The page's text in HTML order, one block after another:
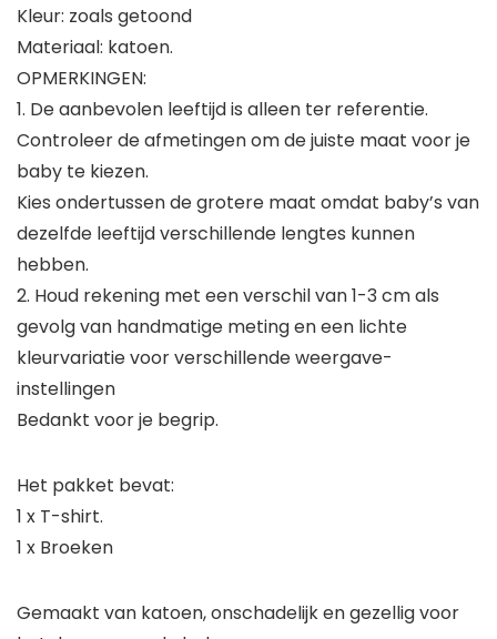
Kleur: zoals getoond
Materiaal: katoen.
OPMERKINGEN:
1. De aanbevolen leeftijd is alleen ter referentie.
Controleer de afmetingen om de juiste maat voor je
baby te kiezen.
Kies ondertussen de grotere maat omdat baby’s van
dezelfde leeftijd verschillende lengtes kunnen
hebben.
2. Houd rekening met een verschil van 1-3 cm als
gevolg van handmatige meting en een lichte
kleurvariatie voor verschillende weergave-
instellingen
Bedankt voor je begrip.
Het pakket bevat:
1 x T-shirt.
1 x Broeken
Gemaakt van katoen, onschadelijk en gezellig voor